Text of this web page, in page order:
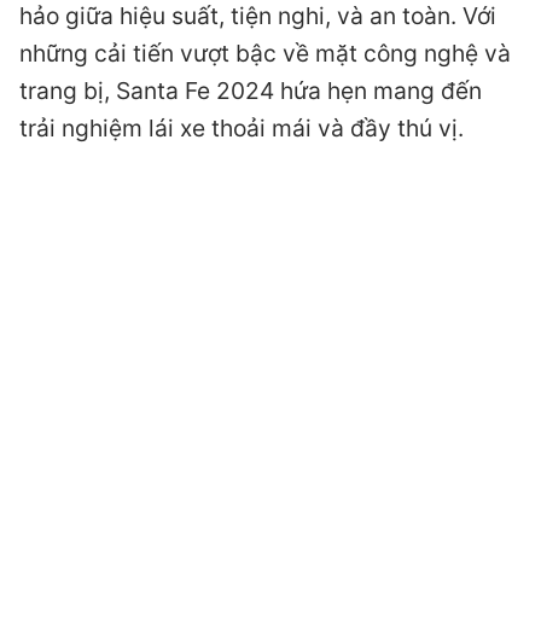
hảo giữa hiệu suất, tiện nghi, và an toàn. Với
những cải tiến vượt bậc về mặt công nghệ và
trang bị, Santa Fe 2024 hứa hẹn mang đến
trải nghiệm lái xe thoải mái và đầy thú vị.